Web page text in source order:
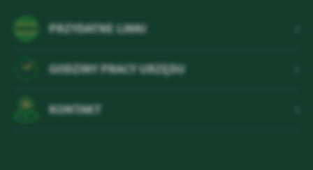
PRZYDATNE LINKI
GODZINY PRACY URZĘDU
KONTAKT
treści w postaci wiadomości, ofert, komunikatów mediów
społecznościowych.